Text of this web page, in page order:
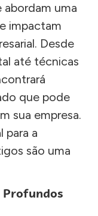
abordam uma
impactam
Desde
até técnicas
que pode
sua empresa.
para a
são uma
Profundos